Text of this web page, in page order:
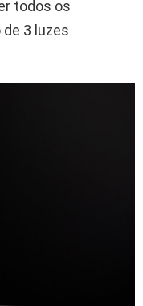
todos os
3 luzes